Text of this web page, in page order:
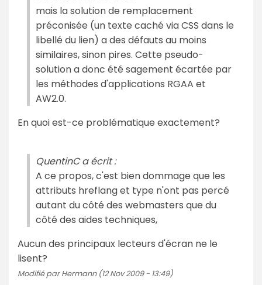
mais la solution de remplacement
préconisée (un texte caché via CSS dans le
libellé du lien) a des défauts au moins
similaires, sinon pires. Cette pseudo-
solution a donc été sagement écartée par
les méthodes d'applications RGAA et
AW2.0.
En quoi est-ce problématique exactement?
QuentinC a écrit :
A ce propos, c'est bien dommage que les
attributs hreflang et type n'ont pas percé
autant du côté des webmasters que du
côté des aides techniques,
Aucun des principaux lecteurs d'écran ne le
lisent?
Modifié par Hermann (12 Nov 2009 - 13:49)